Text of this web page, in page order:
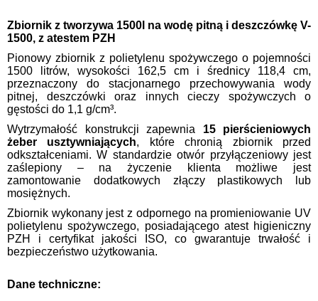
Zbiornik z tworzywa 1500l na wodę pitną i deszczówkę V-
1500, z atestem PZH
Pionowy zbiornik z polietylenu spożywczego o pojemności
1500 litrów, wysokości 162,5 cm i średnicy 118,4 cm,
przeznaczony do stacjonarnego przechowywania wody
pitnej, deszczówki oraz innych cieczy spożywczych o
gęstości do 1,1 g/cm³.
Wytrzymałość konstrukcji zapewnia 15 pierścieniowych
żeber usztywniających, które chronią zbiornik przed
odkształceniami. W standardzie otwór przyłączeniowy jest
zaślepiony – na życzenie klienta możliwe jest
zamontowanie dodatkowych złączy plastikowych lub
mosiężnych.
Zbiornik wykonany jest z odpornego na promieniowanie UV
polietylenu spożywczego, posiadającego atest higieniczny
PZH i certyfikat jakości ISO, co gwarantuje trwałość i
bezpieczeństwo użytkowania.
Dane techniczne: